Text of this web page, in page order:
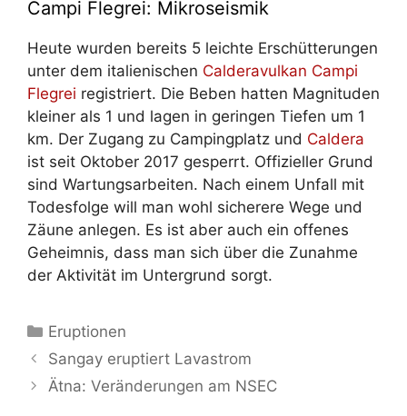
Campi Flegrei: Mikroseismik
Heute wurden bereits 5 leichte Erschütterungen
unter dem italienischen Calderavulkan Campi
Flegrei registriert. Die Beben hatten Magnituden
kleiner als 1 und lagen in geringen Tiefen um 1
km. Der Zugang zu Campingplatz und Caldera
ist seit Oktober 2017 gesperrt. Offizieller Grund
sind Wartungsarbeiten. Nach einem Unfall mit
Todesfolge will man wohl sicherere Wege und
Zäune anlegen. Es ist aber auch ein offenes
Geheimnis, dass man sich über die Zunahme
der Aktivität im Untergrund sorgt.
Kategorien
Eruptionen
Sangay eruptiert Lavastrom
Ätna: Veränderungen am NSEC